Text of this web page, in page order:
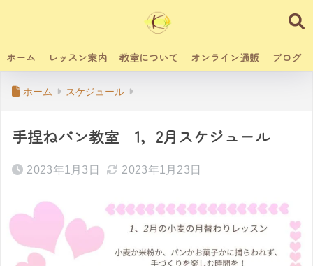
ホーム レッスン案内 教室について オンライン通販 ブログ
ホーム スケジュール
手捏ねパン教室 1，2月スケジュール
2023年1月3日 2023年1月23日